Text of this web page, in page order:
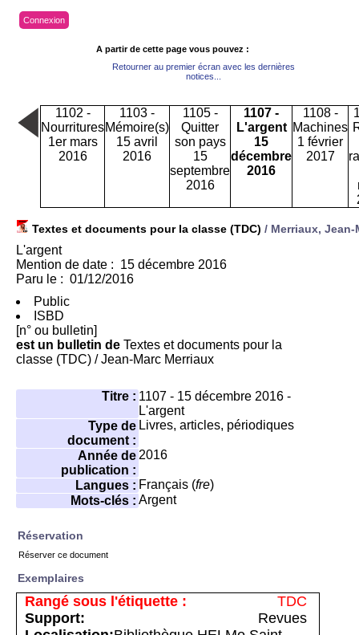
Connexion
A partir de cette page vous pouvez :
Retourner au premier écran avec les dernières
notices...
1102 -
Nourritures
1er mars
2016
1103 -
Mémoire(s)
15 avril
2016
1105 -
Quitter
son pays
15
septembre
2016
1107 -
L'argent
15
décembre
2016
1108 -
Machines
1 février
2017
Textes et documents pour la classe (TDC) / Merriaux,
L'argent
Mention de date : 15 décembre 2016
Paru le : 01/12/2016
Public
ISBD
[n° ou bulletin]
est un bulletin de Textes et documents pour la
classe (TDC) / Jean-Marc Merriaux
Titre : 1107 - 15 décembre 2016 -
L'argent
Type de
document :
Livres, articles, périodiques
Année de
publication :
2016
Langues : Français (fre)
Mots-clés : Argent
Réservation
Réserver ce document
Exemplaires
TDC
Revues